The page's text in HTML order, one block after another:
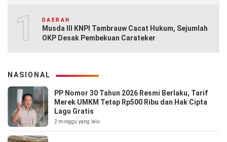
10DAERAH
Musda III KNPI Tambrauw Cacat Hukum, Sejumlah
OKP Desak Pembekuan Carateker
NASIONAL
PP Nomor 30 Tahun 2026 Resmi Berlaku, Tarif
Merek UMKM Tetap Rp500 Ribu dan Hak Cipta
Lagu Gratis
2 minggu yang lalu